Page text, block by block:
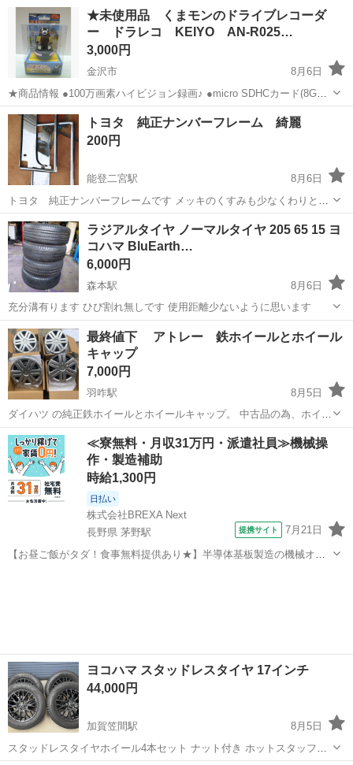
★未使用品 くまモンのドライブレコーダ
ー ドラレコ KEIYO AN-R025…
3,000円
金沢市
8月6日
★商品情報 ●100万画素ハイビジョン録画♪ ●micro SDHCカード(8GB)
を付属。 ●エンジンONで録画スタート、エンジンOFFで録画ストップ
の簡単システム ●ダッシュボード簡単設置で常時録画/手動録画/衝...
石川 金沢市 セキュリティ用品
トヨタ 純正ナンバーフレーム 綺麗
200円
能登二宮駅
8月6日
トヨタ 純正ナンバーフレームです メッキのくすみも少なくわりと綺
麗です
石川 鹿島郡 能登二宮駅 外装、車外用品
ラジアルタイヤ ノーマルタイヤ 205 65 15 ヨ
コハマ BluEarth…
6,000円
森本駅
8月6日
充分溝有ります ひび割れ無しです 使用距離少ないように思います
石川 金沢市 森本駅 タイヤ、ホイール
最終値下 アトレー 鉄ホイールとホイール
キャップ
7,000円
羽咋駅
8月5日
ダイハツ の純正鉄ホイールとホイールキャップ。 中古品の為、ホイー
ルキャップ、鉄ホイールに傷あります。 スタッドレスのホイールに最
適です。
石川 羽咋市 羽咋駅 タイヤ、ホイール
≪寮無料・月収31万円・派遣社員≫機械操
作・製造補助
時給1,300円
日払い
株式会社BREXA Next
長野県 茅野駅
提携サイト 7月21日
【お昼ご飯がタダ！食事無料提供あり★】半導体基板製造の機械オペ
ヨコハマ スタッドレスタイヤ 17インチ
44,000円
加賀笠間駅
8月5日
スタッドレスタイヤホイール4本セット ナット付き ホットスタッフェ